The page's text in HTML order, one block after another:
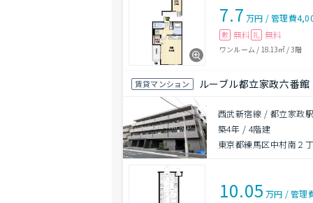
7.7 万円 /管理費
敷 無料 礼 無料
ワンルーム / 18.13㎡/3階
賃貸マンション ルーブル都立家政六番館
西武新宿線 / 都立家政
築4年 / 4階建
東京都練馬区中村南２
10.05 万円 /管理